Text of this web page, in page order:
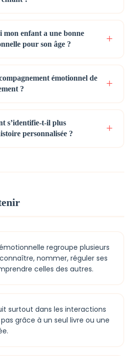
mon enfant a une bonne
pour son âge ?
émotionnel de
?
s’identifie-t-il plus
personnalisée ?
regroupe plusieurs
nommer, réguler ses
celles des autres.
surtout dans les interactions
grâce à un seul livre ou une